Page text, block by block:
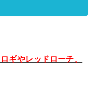
ギやレッドローチ、